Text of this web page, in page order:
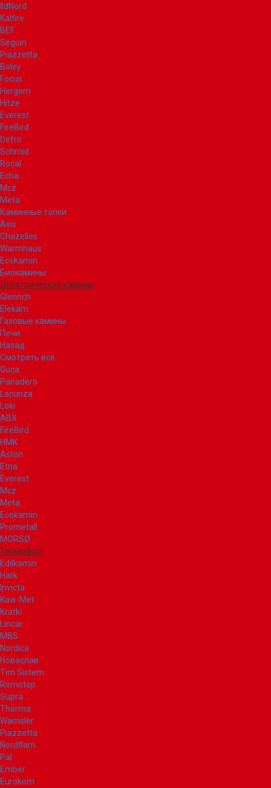
IldNord
Kalfire
BEF
Seguin
Piazzetta
Boley
Focus
Hergom
Hitze
Everest
FireBird
Defro
Schmid
Rocal
Echa
Mcz
Meta
Каминные топки
Axis
Chazelles
Warmhaus
Ecokamin
Биокамины
Электрические камины
Glenrich
Elekam
Газовые камины
Печи
Назад
Смотреть все
Guca
Panadero
Lacunza
Loki
ABX
FireBird
НМК
Aston
Etna
Everest
Mcz
Meta
Ecokamin
Prometall
MORSØ
Термофор
Edilkamin
Hark
Invicta
Kaw-Met
Kratki
Lincar
MBS
Nordica
Новаслав
Tim Sistem
Romotop
Supra
Thorma
Wamsler
Piazzetta
Nordflam
Pal
Ember
Eurokom